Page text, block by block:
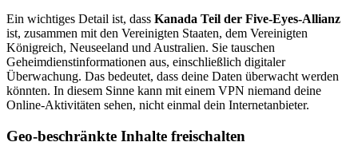
Ein wichtiges Detail ist, dass Kanada Teil der Five-Eyes-Allianz
ist, zusammen mit den Vereinigten Staaten, dem Vereinigten
Königreich, Neuseeland und Australien. Sie tauschen
Geheimdienstinformationen aus, einschließlich digitaler
Überwachung. Das bedeutet, dass deine Daten überwacht werden
könnten. In diesem Sinne kann mit einem VPN niemand deine
Online-Aktivitäten sehen, nicht einmal dein Internetanbieter.
Geo-beschränkte Inhalte freischalten